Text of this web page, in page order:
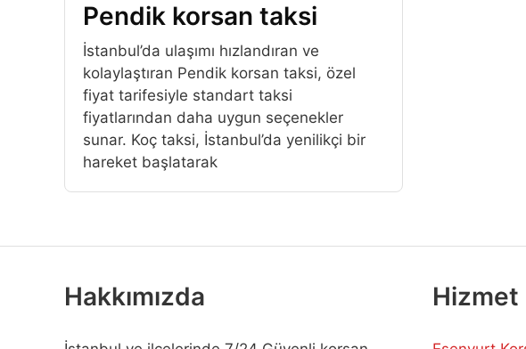
Pendik korsan taksi
İstanbul’da ulaşımı hızlandıran ve
kolaylaştıran Pendik korsan taksi, özel
fiyat tarifesiyle standart taksi
fiyatlarından daha uygun seçenekler
sunar. Koç taksi, İstanbul’da yenilikçi bir
hareket başlatarak
Hakkımızda Hizmet